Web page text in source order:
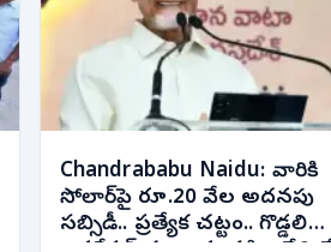
Chandrababu Naidu: వారికి
సోలార్‌పై రూ.20 వేల అదనపు
సబ్సిడీ.. ప్రత్యేక చట్టం.. గొడ్డలి